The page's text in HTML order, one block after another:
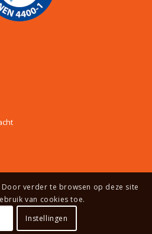
verder te browsen op deze site
van cookies toe.
Instellingen